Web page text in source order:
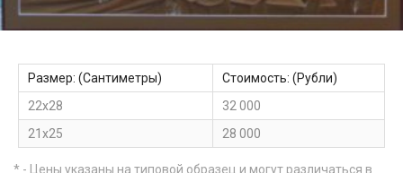
Размер: (Сантиметры)
Стоимость: (Рубли)
22х28
32 000
21x25
28 000
* - Цены указаны на типовой образец и могут различаться в